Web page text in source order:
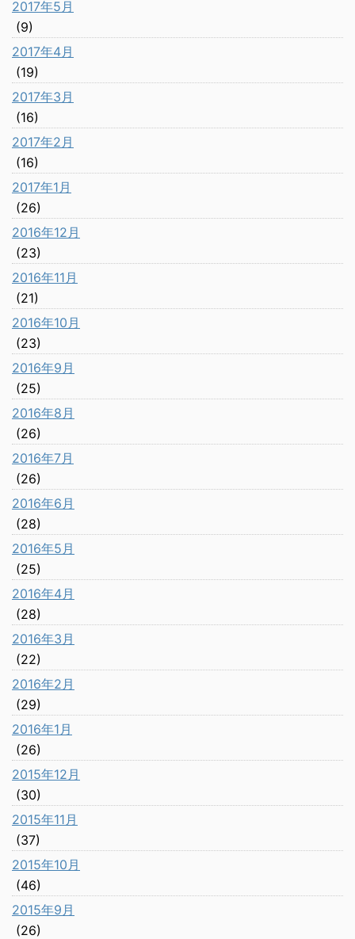
2017年5月
(9)
2017年4月
(19)
2017年3月
(16)
2017年2月
(16)
2017年1月
(26)
2016年12月
(23)
2016年11月
(21)
2016年10月
(23)
2016年9月
(25)
2016年8月
(26)
2016年7月
(26)
2016年6月
(28)
2016年5月
(25)
2016年4月
(28)
2016年3月
(22)
2016年2月
(29)
2016年1月
(26)
2015年12月
(30)
2015年11月
(37)
2015年10月
(46)
2015年9月
(26)